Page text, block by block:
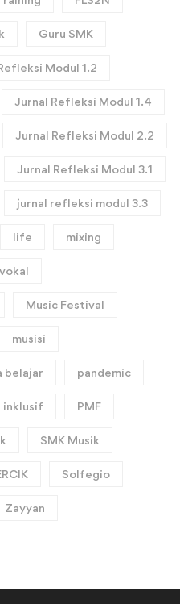
Guru SMK
Modul 1.2
Jurnal Refleksi Modul 1.4
Jurnal Refleksi Modul 2.2
Jurnal Refleksi Modul 3.1
jurnal refleksi modul 3.3
life mixing
Music Festival
musisi
belajar pandemic
inklusif PMF
SMK Musik
Solfegio
Zayyan